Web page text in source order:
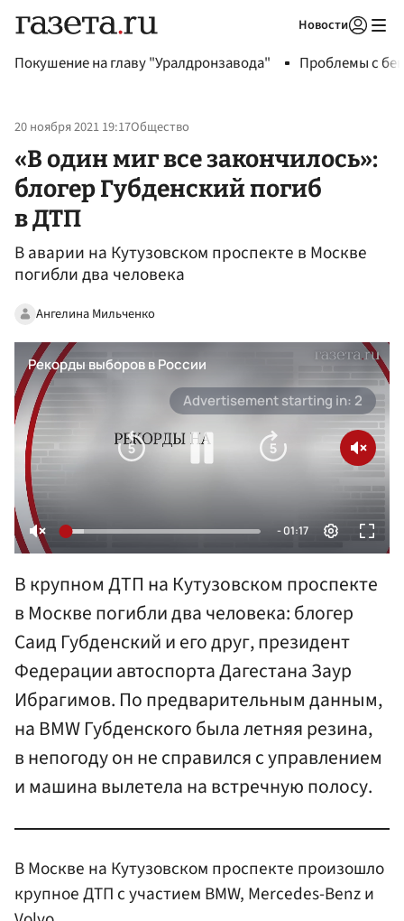
Новости
Покушение на главу "Уралдронзавода" Проблемы с
20 ноября 2021 19:17Общество
«В один миг все закончилось»:
блогер Губденский погиб
в ДТП
В аварии на Кутузовском проспекте в Москве
погибли два человека
Ангелина Мильченко
В крупном ДТП на Кутузовском проспекте
в Москве погибли два человека: блогер
Саид Губденский и его друг, президент
Федерации автоспорта Дагестана Заур
Ибрагимов. По предварительным данным,
на BMW Губденского была летняя резина,
в непогоду он не справился с управлением
и машина вылетела на встречную полосу.
В Москве на Кутузовском проспекте произошло
крупное ДТП с участием BMW, Mercedes-Benz и